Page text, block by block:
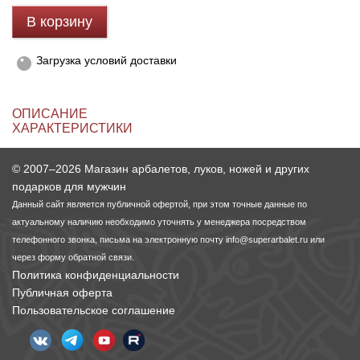
В корзину
Загрузка условий доставки
ОПИСАНИЕ
ХАРАКТЕРИСТИКИ
© 2007–2026 Магазин арбалетов, луков, ножей и других
подарков для мужчин
Данный сайт является публичной офертой, при этом точные данные по
актуальному наличию необходимо уточнять у менеджера посредством
телефонного звонка, письма на электронную почту info@superarbalet.ru или
через форму обратной связи.
Политика конфиденциальности
Публичная оферта
Пользовательское соглашение
Линейки для настройки лука
Кликеры для лука
Киссеры для лука
Охотничьи ножи